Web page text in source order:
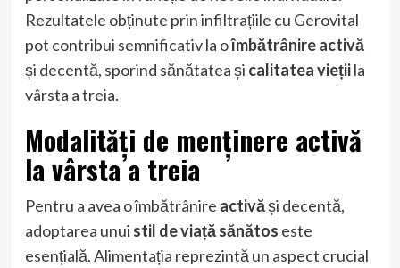
Rezultatele obținute prin infiltrațiile cu Gerovital
pot contribui semnificativ la oîmbătrânire activă
și decentă, sporind sănătatea și calitatea viețiila
vârsta a treia.
Modalități de menținere activă
la vârsta a treia
Pentru a avea o îmbătrânire activăși decentă,
adoptarea unui stil de viață sănătos este
esențială. Alimentația reprezintă un aspect crucial